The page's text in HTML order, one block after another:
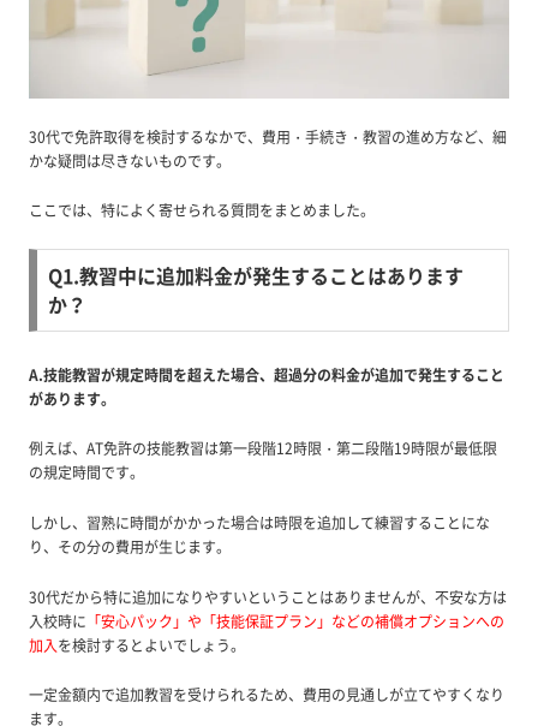
30代で免許取得を検討するなかで、費用・手続き・教習の進め方など、細
かな疑問は尽きないものです。
ここでは、特によく寄せられる質問をまとめました。
Q1.教習中に追加料金が発生することはあります
か？
A.技能教習が規定時間を超えた場合、超過分の料金が追加で発生すること
があります。
例えば、AT免許の技能教習は第一段階12時限・第二段階19時限が最低限
の規定時間です。
しかし、習熟に時間がかかった場合は時限を追加して練習することにな
り、その分の費用が生じます。
30代だから特に追加になりやすいということはありませんが、不安な方は
入校時に 「安心パック」や「技能保証プラン」などの補償オプションへの
加入を検討するとよいでしょう。
一定金額内で追加教習を受けられるため、費用の見通しが立てやすくなり
ます。